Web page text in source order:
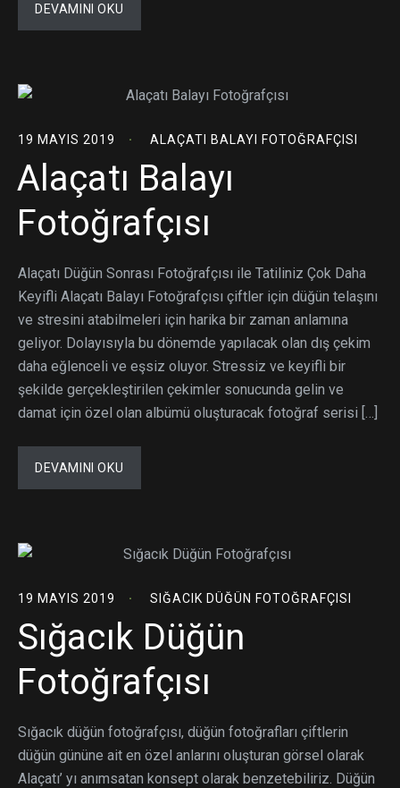
DEVAMINI OKU
19 MAYIS 2019 ALAÇATI BALAYI FOTOĞRAFÇISI
Alaçatı Balayı
Fotoğrafçısı
Alaçatı Düğün Sonrası Fotoğrafçısı ile Tatiliniz Çok Daha
Keyifli Alaçatı Balayı Fotoğrafçısı çiftler için düğün telaşını
ve stresini atabilmeleri için harika bir zaman anlamına
geliyor. Dolayısıyla bu dönemde yapılacak olan dış çekim
daha eğlenceli ve eşsiz oluyor. Stressiz ve keyifli bir
şekilde gerçekleştirilen çekimler sonucunda gelin ve
damat için özel olan albümü oluşturacak fotoğraf serisi […]
DEVAMINI OKU
19 MAYIS 2019 SIĞACIK DÜĞÜN FOTOĞRAFÇISI
Sığacık Düğün
Fotoğrafçısı
Sığacık düğün fotoğrafçısı, düğün fotoğrafları çiftlerin
düğün gününe ait en özel anlarını oluşturan görsel olarak
Alaçatı’ yı anımsatan konsept olarak benzetebiliriz. Düğün